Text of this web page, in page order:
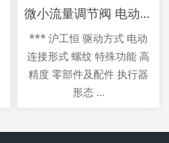
微小流量调节阀 电动精确控制小流量比例调节阀门
*** 沪工恒 驱动方式 电动
连接形式 螺纹 特殊功能 高
精度 零部件及配件 执行器
形态 ...